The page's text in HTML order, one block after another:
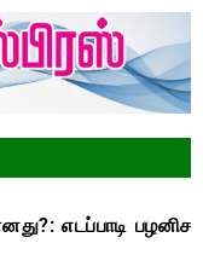
பழனிசாமி கேள்வி